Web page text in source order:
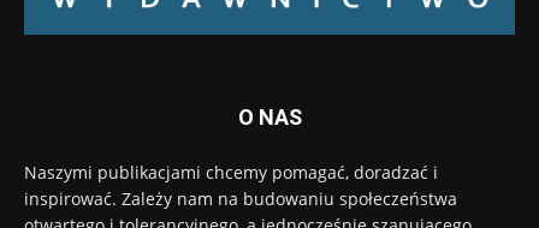
O NAS
Naszymi publikacjami chcemy pomagać, doradzać i
inspirować. Zależy nam na budowaniu społeczeństwa